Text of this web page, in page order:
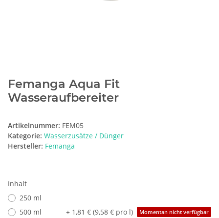
Femanga Aqua Fit
Wasseraufbereiter
Artikelnummer: FEM05
Kategorie: Wasserzusätze / Dünger
Hersteller: Femanga
Inhalt
250 ml
500 ml
+ 1,81 € (9,58 € pro l) Momentan nicht verfügbar